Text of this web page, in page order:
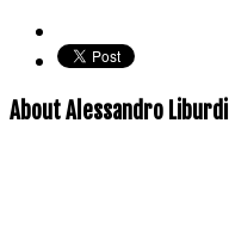
About Alessandro Liburdi